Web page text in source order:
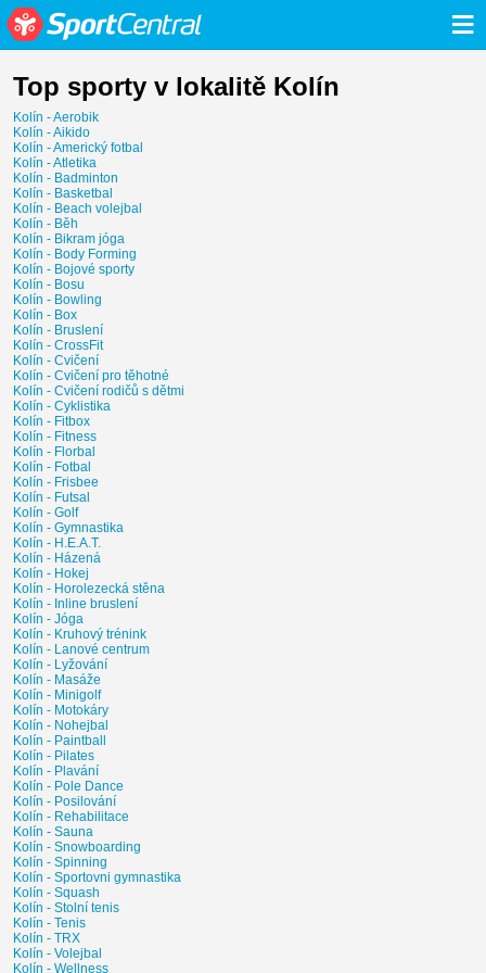
≡
Top sporty v lokalitě Kolín
Kolín - Aerobik
Kolín - Aikido
Kolín - Americký fotbal
Kolín - Atletika
Kolín - Badminton
Kolín - Basketbal
Kolín - Beach volejbal
Kolín - Běh
Kolín - Bikram jóga
Kolín - Body Forming
Kolín - Bojové sporty
Kolín - Bosu
Kolín - Bowling
Kolín - Box
Kolín - Bruslení
Kolín - CrossFit
Kolín - Cvičení
Kolín - Cvičení pro těhotné
Kolín - Cvičení rodičů s dětmi
Kolín - Cyklistika
Kolín - Fitbox
Kolín - Fitness
Kolín - Florbal
Kolín - Fotbal
Kolín - Frisbee
Kolín - Futsal
Kolín - Golf
Kolín - Gymnastika
Kolín - H.E.A.T.
Kolín - Házená
Kolín - Hokej
Kolín - Horolezecká stěna
Kolín - Inline bruslení
Kolín - Jóga
Kolín - Kruhový trénink
Kolín - Lanové centrum
Kolín - Lyžování
Kolín - Masáže
Kolín - Minigolf
Kolín - Motokáry
Kolín - Nohejbal
Kolín - Paintball
Kolín - Pilates
Kolín - Plavání
Kolín - Pole Dance
Kolín - Posilování
Kolín - Rehabilitace
Kolín - Sauna
Kolín - Snowboarding
Kolín - Spinning
Kolín - Sportovni gymnastika
Kolín - Squash
Kolín - Stolní tenis
Kolín - Tenis
Kolín - TRX
Kolín - Volejbal
Kolín - Wellness